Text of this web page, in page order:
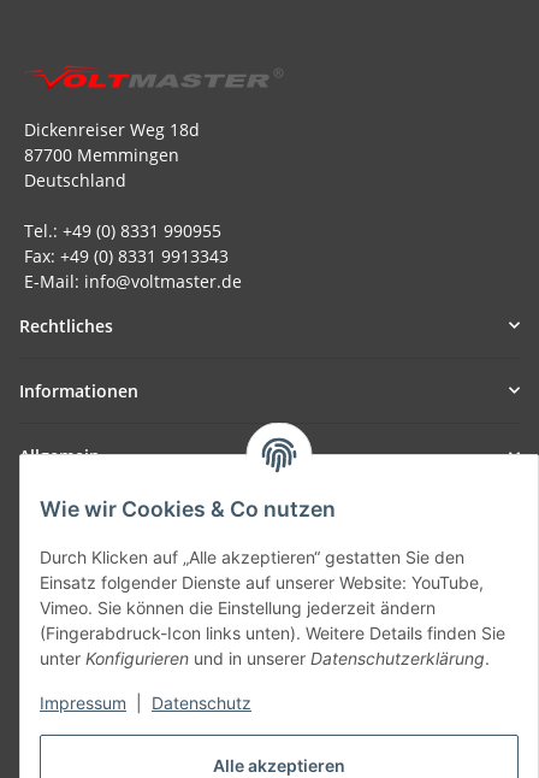
Alle akzeptieren
Wie wir Cookies & Co nutzen
Durch Klicken auf „Alle akzeptieren“ gestatten Sie den
Einsatz folgender Dienste auf unserer Website: YouTube,
Vimeo. Sie können die Einstellung jederzeit ändern
(Fingerabdruck-Icon links unten). Weitere Details finden Sie
unter Konfigurieren und in unserer Datenschutzerklärung.
Impressum Datenschutz
Dickenreiser Weg 18d
87700 Memmingen
Deutschland
Tel.: +49 (0) 8331 990955
Fax: +49 (0) 8331 9913343
E-Mail: info@voltmaster.de
Rechtliches
Informationen
Allgemein
Teil unseres Netzwerks:
SmoliTec - Safety. Simplified. Worldwide. ( B2B Shop )
Vertrag widerrufen
* Alle Preise inkl. gesetzlicher USt., zzgl.Versand